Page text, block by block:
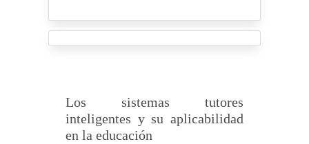
Los sistemas tutores
inteligentes y su aplicabilidad
en la educación